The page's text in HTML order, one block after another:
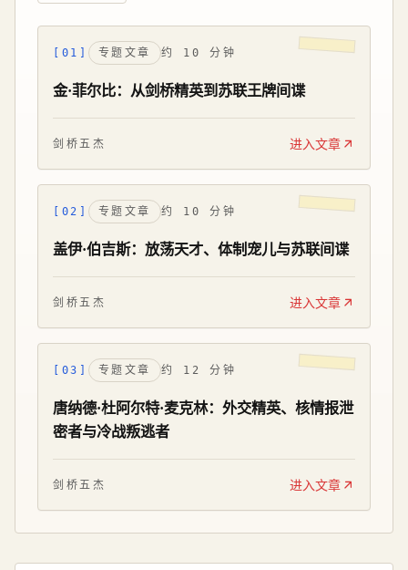
[01] 专题文章 约 10 分钟
金·菲尔比：从剑桥精英到苏联王牌间谍
剑桥五杰 进入文章
[02] 专题文章 约 10 分钟
盖伊·伯吉斯：放荡天才、体制宠儿与苏联间谍
剑桥五杰 进入文章
[03] 专题文章 约 12 分钟
唐纳德·杜阿尔特·麦克林：外交精英、核情报泄
密者与冷战叛逃者
剑桥五杰 进入文章